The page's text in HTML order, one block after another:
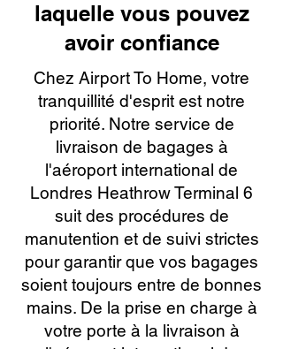
laquelle vous pouvez
avoir confiance
Chez Airport To Home, votre
tranquillité d'esprit est notre
priorité. Notre service de
livraison de bagages à
l'aéroport international de
Londres Heathrow Terminal 6
suit des procédures de
manutention et de suivi strictes
pour garantir que vos bagages
soient toujours entre de bonnes
mains. De la prise en charge à
votre porte à la livraison à